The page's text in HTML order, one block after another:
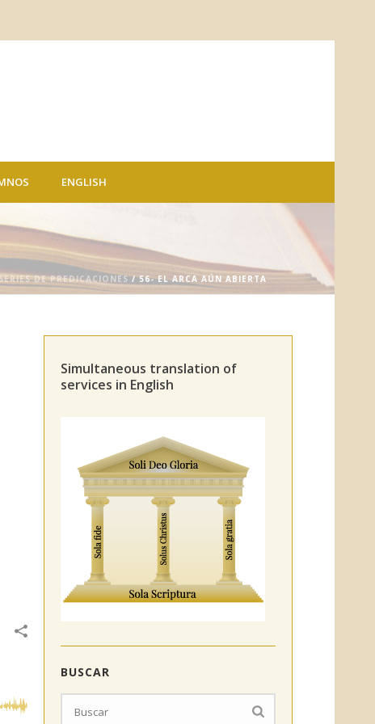
ENGLISH
DE PREDICACIONES/ 56- EL ARCA AÚN ABIERTA
Simultaneous translation of
services in English
BUSCAR